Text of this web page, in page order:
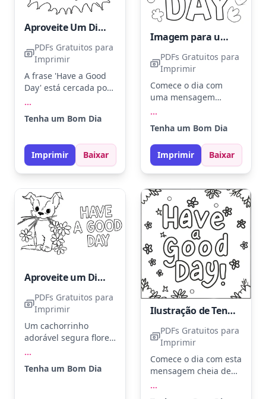
Aproveite Um Dia Maravilhoso
PDFs Gratuitos para
Imprimir
A frase 'Have a Good
Day' está cercada por
Use cores vibrantes
vermelho para dar
vida à mensagem.
Experimente
com um padrão
diferente para um
toque especial.
...
Tenha um Bom Dia
Imprimir Baixar
Imagem para um Bom Dia
PDFs Gratuitos para
Imprimir
Comece o dia com
uma mensagem
as letras em tons de
azul e verde, e escolha
amarelo e rosa para as
flores. Use lápis de cor
suave e alegre.
...
Tenha um Bom Dia
Imprimir Baixar
Aproveite um Dia Encantador com um Cachorrinho Adorável
PDFs Gratuitos para
Imprimir
Um cachorrinho
adorável segura flores
Experimente colorir as
...
Tenha um Bom Dia
Ilustração de Tenha Um Bom Dia
PDFs Gratuitos para
Imprimir
Comece o dia com esta
mensagem cheia de
...